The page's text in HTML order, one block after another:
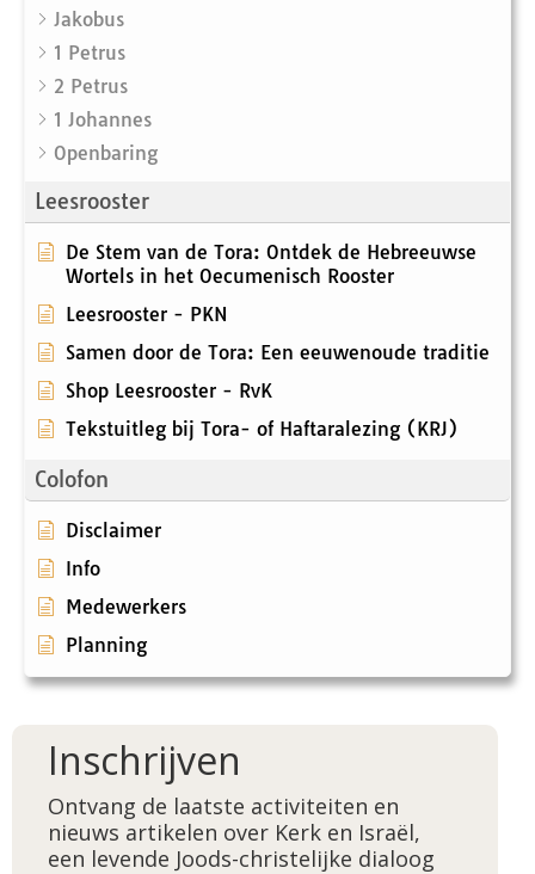
Jakobus
1 Petrus
2 Petrus
1 Johannes
Openbaring
Leesrooster
De Stem van de Tora: Ontdek de Hebreeuwse
Wortels in het Oecumenisch Rooster
Leesrooster - PKN
Samen door de Tora: Een eeuwenoude traditie
Shop Leesrooster - RvK
Tekstuitleg bij Tora- of Haftaralezing (KRJ)
Colofon
Disclaimer
Info
Medewerkers
Planning
Inschrijven
Ontvang de laatste activiteiten en
nieuws artikelen over Kerk en Israël,
een levende Joods-christelijke dialoog